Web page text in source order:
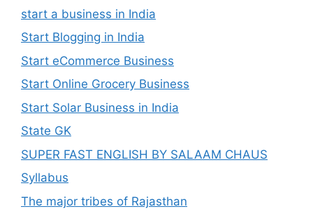
start a business in India
Start Blogging in India
Start eCommerce Business
Start Online Grocery Business
Start Solar Business in India
State GK
SUPER FAST ENGLISH BY SALAAM CHAUS
Syllabus
The major tribes of Rajasthan